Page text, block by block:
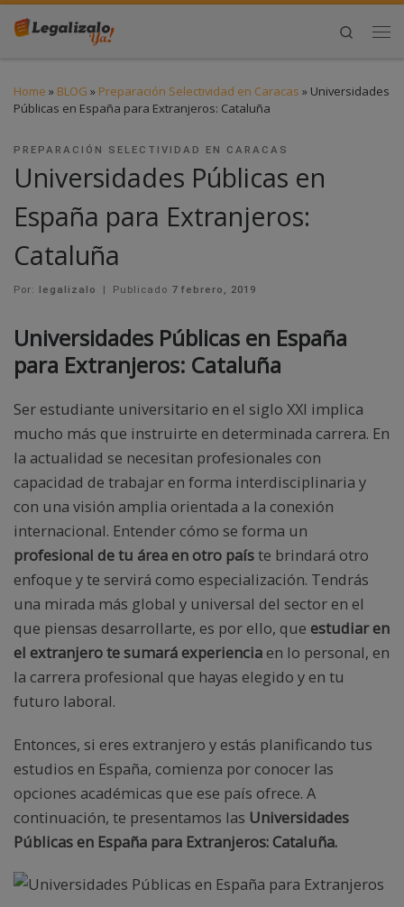
Search
Home » BLOG » Preparación Selectividad en Caracas » Universidades
Públicas en España para Extranjeros: Cataluña
PREPARACIÓN SELECTIVIDAD EN CARACAS
Universidades Públicas en
España para Extranjeros:
Cataluña
Por: legalizalo | Publicado 7 febrero, 2019
Universidades Públicas en España
para Extranjeros: Cataluña
Ser estudiante universitario en el siglo XXI implica
mucho más que instruirte en determinada carrera. En
la actualidad se necesitan profesionales con
capacidad de trabajar en forma interdisciplinaria y
con una visión amplia orientada a la conexión
internacional. Entender cómo se forma un
profesional de tu área en otro paíste brindará otro
enfoque y te servirá como especialización. Tendrás
una mirada más global y universal del sector en el
que piensas desarrollarte, es por ello, que estudiar en
el extranjero te sumará experienciaen lo personal, en
la carrera profesional que hayas elegido y en tu
futuro laboral.
Entonces, si eres extranjero y estás planificando tus
estudios en España, comienza por conocer las
opciones académicas que ese país ofrece. A
continuación, te presentamos las Universidades
Públicas en España para Extranjeros: Cataluña.